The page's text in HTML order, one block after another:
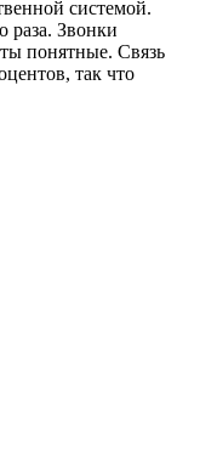
системой.
раза. Звонки
понятные. Связь
так что